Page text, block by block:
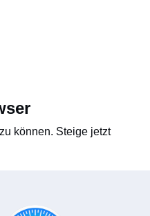
können. Steige jetzt